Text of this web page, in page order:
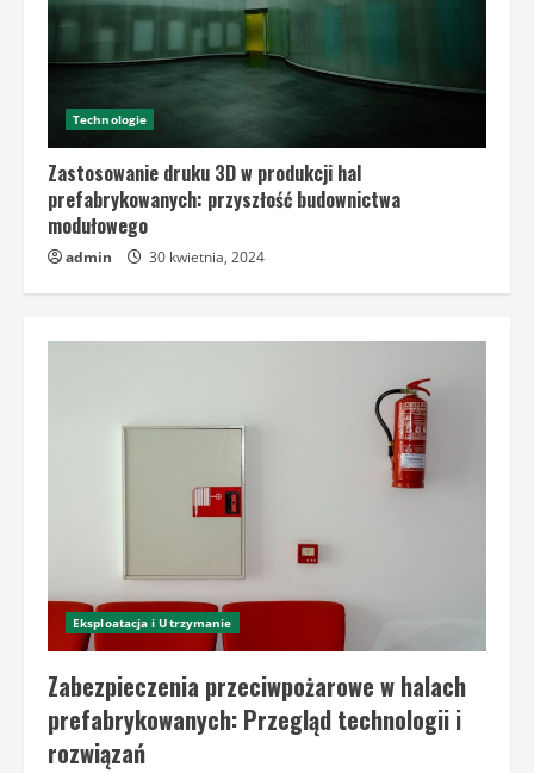
Technologie
Zastosowanie druku 3D w produkcji hal
prefabrykowanych: przyszłość budownictwa
modułowego
admin 30 kwietnia, 2024
Eksploatacja i Utrzymanie
Zabezpieczenia przeciwpożarowe w halach
prefabrykowanych: Przegląd technologii i
rozwiązań